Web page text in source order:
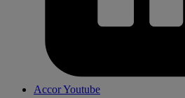
Accor Youtube